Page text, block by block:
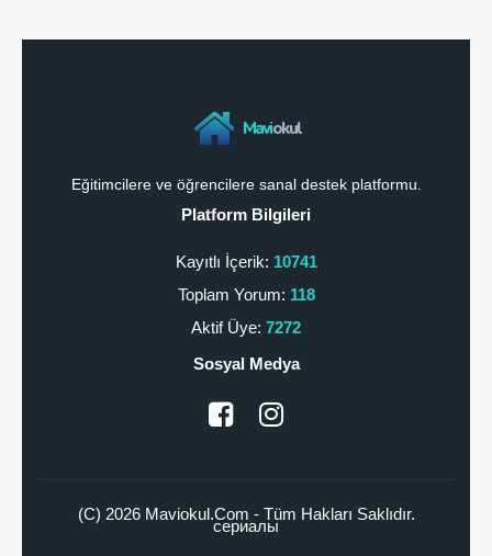
Maviokul
Eğitimcilere ve öğrencilere sanal destek platformu.
Platform Bilgileri
Kayıtlı İçerik: 10741
Toplam Yorum: 118
Aktif Üye: 7272
Sosyal Medya
(C) 2026 Maviokul.Com - Tüm Hakları Saklıdır.
сериалы